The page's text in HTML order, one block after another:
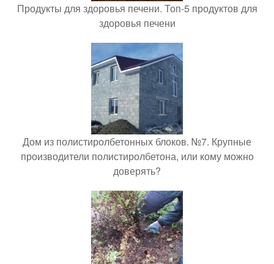
Продукты для здоровья печени. Топ-5 продуктов для
здоровья печени
Дом из полистиролбетонных блоков. №7. Крупные
производители полистиролбетона, или кому можно
доверять?